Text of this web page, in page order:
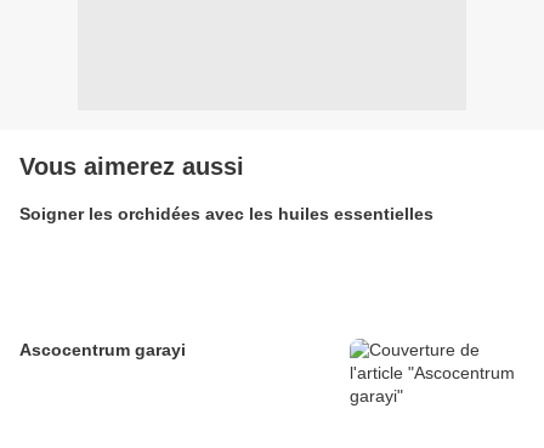
Vous aimerez aussi
Soigner les orchidées avec les huiles essentielles
Ascocentrum garayi